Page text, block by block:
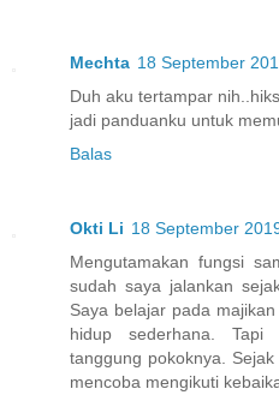
Mechta 18 September
Duh aku tertampar
jadi panduanku untuk
Balas
Okti Li 18 September
Mengutamakan fungsi
sudah saya jalankan
Saya belajar pada
hidup sederhana.
tanggung pokoknya.
mencoba mengikuti